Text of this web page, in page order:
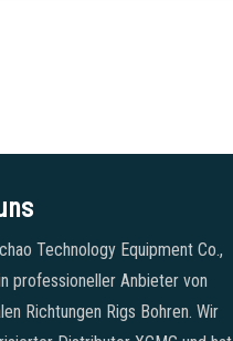
Technology Equipment Co.,
professioneller Anbieter von
Richtungen Rigs Bohren. Wir